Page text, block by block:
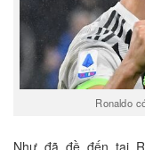
Ronaldo